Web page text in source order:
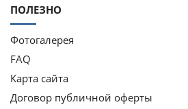
ПОЛЕЗНО
Фотогалерея
FAQ
Карта сайта
Договор публичной оферты